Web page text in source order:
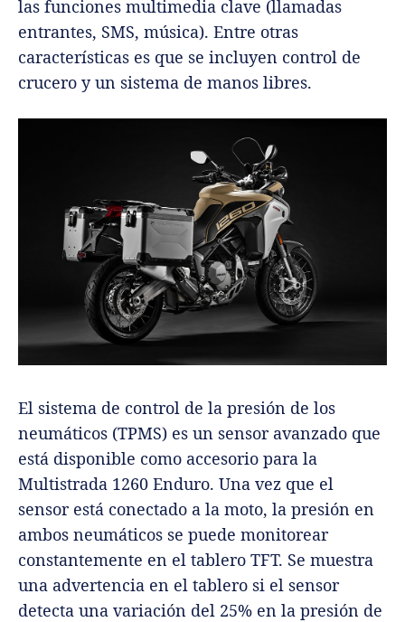
las funciones multimedia clave (llamadas
entrantes, SMS, música). Entre otras
características es que se incluyen control de
crucero y un sistema de manos libres.
El sistema de control de la presión de los
neumáticos (TPMS) es un sensor avanzado que
está disponible como accesorio para la
Multistrada 1260 Enduro. Una vez que el
sensor está conectado a la moto, la presión en
ambos neumáticos se puede monitorear
constantemente en el tablero TFT. Se muestra
una advertencia en el tablero si el sensor
detecta una variación del 25% en la presión de